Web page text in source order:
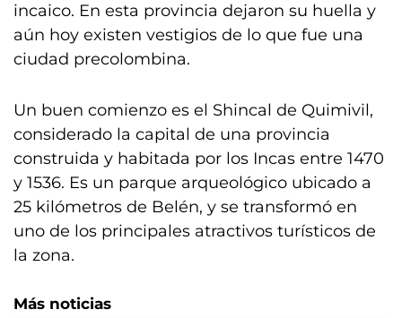
incaico. En esta provincia dejaron su huella y
aún hoy existen vestigios de lo que fue una
ciudad precolombina.
Un buen comienzo es el Shincal de Quimivil,
considerado la capital de una provincia
construida y habitada por los Incas entre 1470
y 1536. Es un parque arqueológico ubicado a
25 kilómetros de Belén, y se transformó en
uno de los principales atractivos turísticos de
la zona.
Más noticias